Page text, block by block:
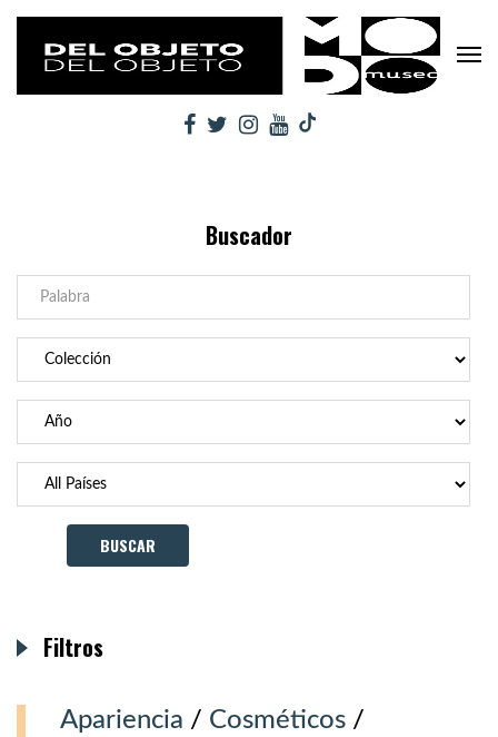
Buscador
Apariencia / Cosméticos /
Filtros